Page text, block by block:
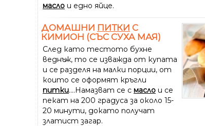
масло и едно яйце.
ДОМАШНИ ПИТКИ С
КИМИОН (СЪС СУХА МАЯ)
След като тестото бухне
веднъж, то се изважда от купата
и се разделя на малки порции, от
които се оформят кръгли
питки....Намазват се с масло и се
пекат на 200 градуса за около 15-
20 минути, докато получат
златист загар.